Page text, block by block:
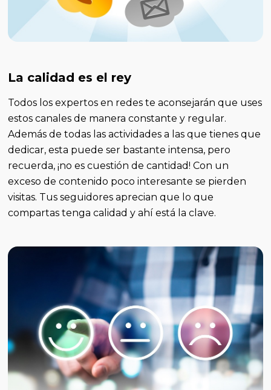
La calidad es el rey
Todos los expertos en redes te aconsejarán que uses
estos canales de manera constante y regular.
Además de todas las actividades a las que tienes que
dedicar, esta puede ser bastante intensa, pero
recuerda, ¡no es cuestión de cantidad! Con un
exceso de contenido poco interesante se pierden
visitas. Tus seguidores aprecian que lo que
compartas tenga calidad y ahí está la clave.